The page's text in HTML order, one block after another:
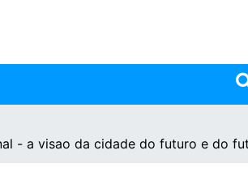
- a visao da cidade do futuro e do